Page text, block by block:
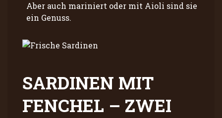
Aber auch mariniert oder mit Aioli sind sie
ein Genuss.
SARDINEN MIT
FENCHEL – ZWEI